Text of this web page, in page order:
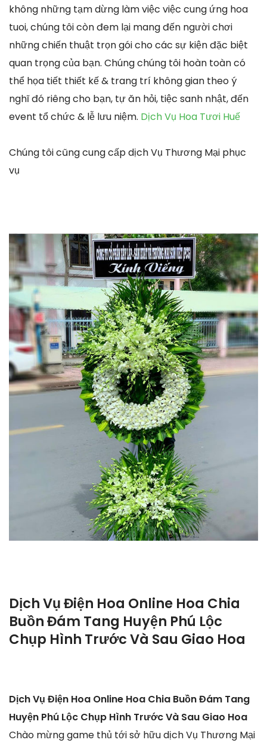
không những tạm dừng làm việc việc cung ứng hoa
tuoi, chúng tôi còn đem lại mang đến người chơi
những chiến thuật trọn gói cho các sự kiện đặc biệt
quan trọng của bạn. Chúng chúng tôi hoàn toàn có
thể họa tiết thiết kế & trang trí không gian theo ý
nghĩ đó riêng cho bạn, tự ăn hỏi, tiệc sanh nhật, đến
event tổ chức & lễ lưu niệm. Dịch Vụ Hoa Tươi Huế
Chúng tôi cũng cung cấp dịch Vụ Thương Mại phục
vụ
Dịch Vụ Điện Hoa Online Hoa Chia
Buồn Đám Tang Huyện Phú Lộc
Chụp Hình Trước Và Sau Giao Hoa
Dịch Vụ Điện Hoa Online Hoa Chia Buồn Đám Tang
Huyện Phú Lộc Chụp Hình Trước Và Sau Giao Hoa
Chào mừng game thủ tới sở hữu dịch Vụ Thương Mại